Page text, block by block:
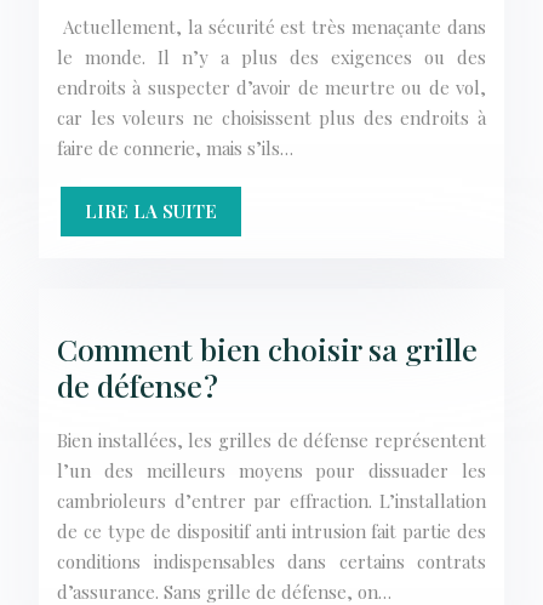
Actuellement, la sécurité est très menaçante dans
le monde. Il n’y a plus des exigences ou des
endroits à suspecter d’avoir de meurtre ou de vol,
car les voleurs ne choisissent plus des endroits à
faire de connerie, mais s’ils…
LIRE LA SUITE
Comment bien choisir sa grille
de défense ?
Bien installées, les grilles de défense représentent
l’un des meilleurs moyens pour dissuader les
cambrioleurs d’entrer par effraction. L’installation
de ce type de dispositif anti intrusion fait partie des
conditions indispensables dans certains contrats
d’assurance. Sans grille de défense, on…